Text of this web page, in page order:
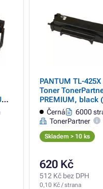
PANTUM TL-425X
Toner
PREMIUM, black
Černá
6000
TonerPartner
Skladem > 10 ks
620 Kč
512 Kč bez DPH
0,10 Kč / strana